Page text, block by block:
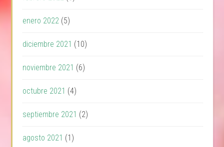
enero 2022 (5)
diciembre 2021 (10)
noviembre 2021 (6)
octubre 2021 (4)
septiembre 2021 (2)
agosto 2021 (1)